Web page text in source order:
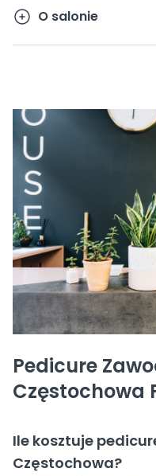
O salonie
Pedicure
Częstochowa
Ile kosztuje
Częstochowa?